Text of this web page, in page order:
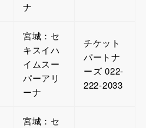
ナ
宮城：セ
キスイハ
イムスー
パーアリ
ーナ
チケット
パートナ
ーズ 022-
222-2033
宮城：セ